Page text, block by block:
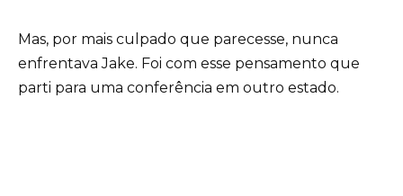
Mas, por mais culpado que parecesse, nunca
enfrentava Jake. Foi com esse pensamento que
parti para uma conferência em outro estado.